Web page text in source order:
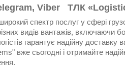
Viber ТЛК
спектр послуг у сфері
видів вантажів, включаючи
гарантує надійну доставку
вже сьогодні і отримайте